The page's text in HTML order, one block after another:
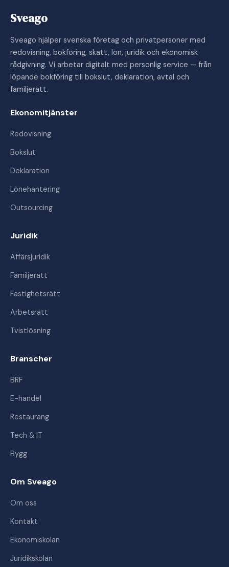
Sveago
Sveago hjälper svenska företag och privatpersoner med
redovisning, bokföring, skatt, lön, juridik och ekonomisk
rådgivning. Vi arbetar digitalt med personlig service — från
löpande bokföring till bokslut, deklaration, avtal och
familjerätt.
Ekonomitjänster
Redovisning
Bokslut
Deklaration
Lönehantering
Outsourcing
Juridik
Affärsjuridik
Familjerätt
Fastighetsrätt
Arbetsrätt
Tvistlösning
Branscher
BRF
E-handel
Restaurang
Tech & IT
Bygg
Om Sveago
Om oss
Kontakt
Ekonomiskolan
Juridikskolan